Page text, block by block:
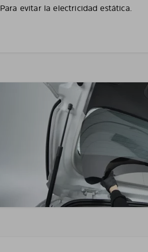
Para evitar la electricidad estática.